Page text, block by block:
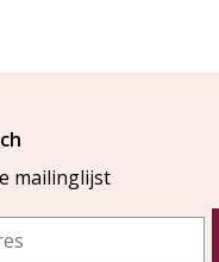
mailinglijst